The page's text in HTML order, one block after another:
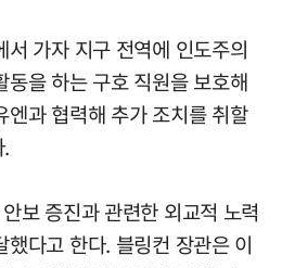
가자 지구 전역에 인도주의
동을 하는 구호 직원을 보호해
엔과 협력해 추가 조치를 취할
보 증진과 관련한 외교적 노력
다고 한다. 블링컨 장관은 이